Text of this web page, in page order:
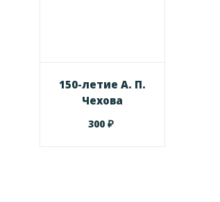
150-летие А. П.
Чехова
300₽